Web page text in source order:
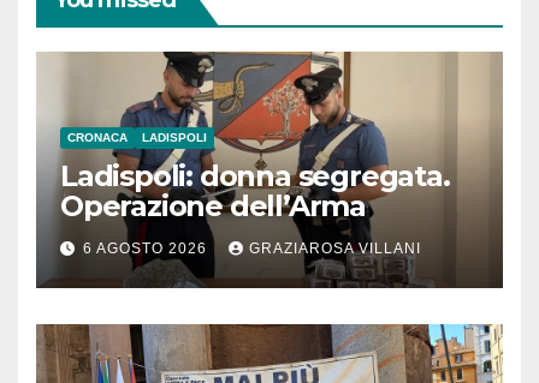
CRONACA LADISPOLI
Ladispoli: donna segregata.
Operazione dell’Arma
6 AGOSTO 2026 GRAZIAROSA VILLANI